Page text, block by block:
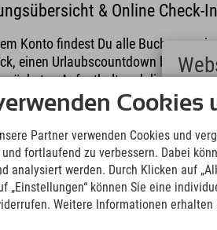
& Online Check-In
Konto findest Du alle Buchungen im
einen Urlaubscountdown bis zu
nächsten Aufenthalt und die Events
Zeit stattfinden werden. Übrigens,
und Online Check-In gehen
gespeicherten Adresse im Nu.
Cookies
Partner verwenden Cookies und
fortlaufend zu verbessern. Dabei
analysiert werden. Durch Klicken auf
„Einstellungen“ können Sie eine
Weitere Informationen
Italiano
(Italian)
(Czech)